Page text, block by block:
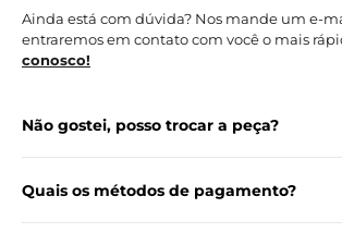
Ainda está com dúvida? Nos mande um e-
entraremos em contato com você o mais
conosco!
Não gostei, posso trocar a peça?
Quais os métodos de pagamento?